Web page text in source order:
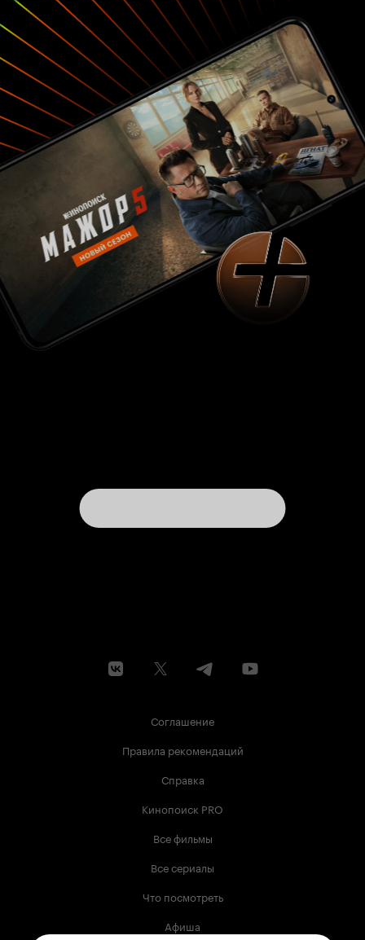
Соглашение
Правила рекомендаций
Справка
Кинопоиск PRO
Все фильмы
Все сериалы
Что посмотреть
Афиша